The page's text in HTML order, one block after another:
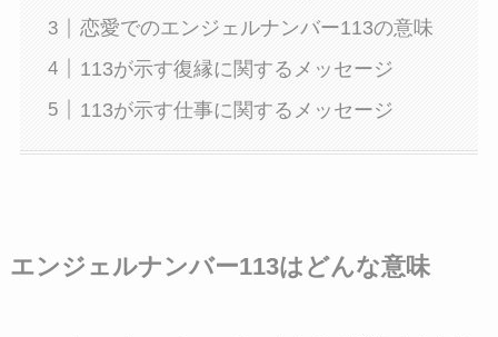
恋愛でのエンジェルナンバー113の意味
113が示す復縁に関するメッセージ
113が示す仕事に関するメッセージ
エンジェルナンバー113はどんな意味